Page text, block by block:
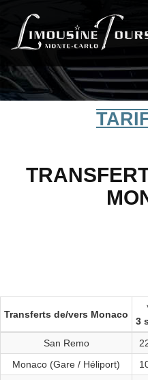
Transferts de/vers Monaco
3
San Remo
Monaco (Gare / Héliport)